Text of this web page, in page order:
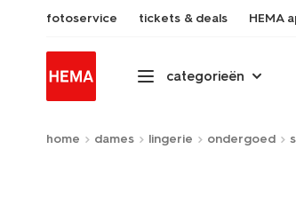
fotoservice tickets & deals HEMA
categorieën
home dames lingerie ondergoed